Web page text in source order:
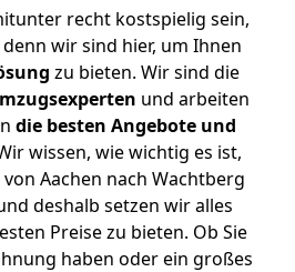
recht kostspielig sein,
wir sind hier, um Ihnen
zu bieten. Wir sind die
und arbeiten
die besten Angebote und
wissen, wie wichtig es ist,
Aachen nach Wachtberg
deshalb setzen wir alles
Preise zu bieten. Ob Sie
haben oder ein großes